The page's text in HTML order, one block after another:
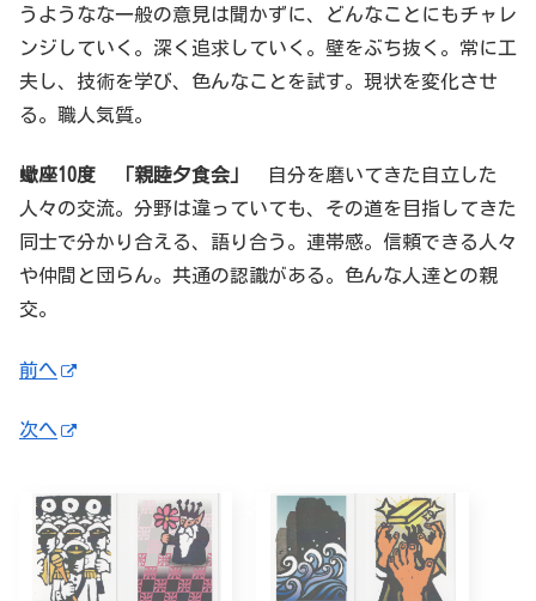
うようなな一般の意見は聞かずに、どんなことにもチャレ
ンジしていく。深く追求していく。壁をぶち抜く。常に工
夫し、技術を学び、色んなことを試す。現状を変化させ
る。職人気質。
蠍座10度 「親睦夕食会
自分を磨いてきた自立した
人々の交流。分野は違っていても、その道を目指してきた
同士で分かり合える、語り合う。連帯感。信頼できる人々
や仲間と団らん。共通の認識がある。色んな人達との親
交。
前へ
次へ